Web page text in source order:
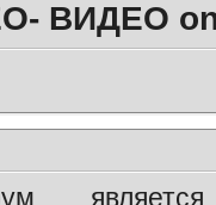
ВИДЕО
является